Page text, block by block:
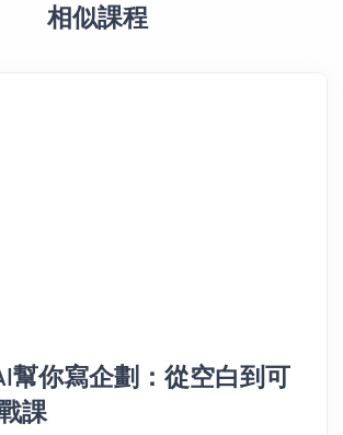
相似課程
幫你寫企劃：從空白到可
課